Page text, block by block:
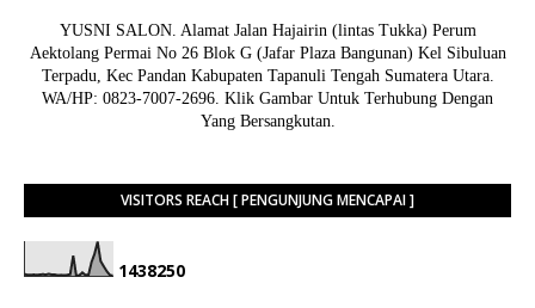
YUSNI SALON. Alamat Jalan Hajairin (lintas Tukka) Perum
Aektolang Permai No 26 Blok G (Jafar Plaza Bangunan) Kel Sibuluan
Terpadu, Kec Pandan Kabupaten Tapanuli Tengah Sumatera Utara.
WA/HP: 0823-7007-2696. Klik Gambar Untuk Terhubung Dengan
Yang Bersangkutan.
VISITORS REACH [ PENGUNJUNG MENCAPAI ]
1438250